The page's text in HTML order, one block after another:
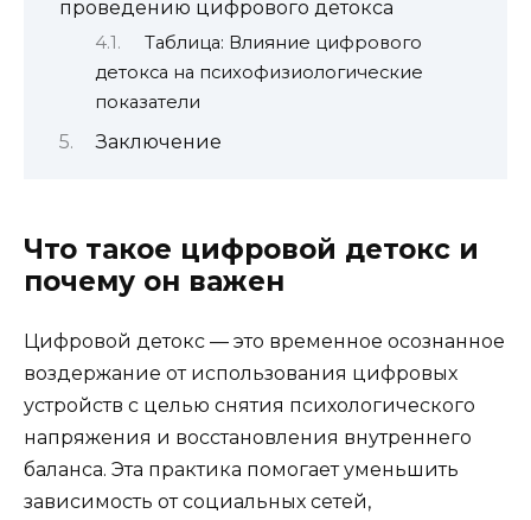
проведению цифрового детокса
Таблица: Влияние цифрового
детокса на психофизиологические
показатели
Заключение
Что такое цифровой детокс и
почему он важен
Цифровой детокс — это временное осознанное
воздержание от использования цифровых
устройств с целью снятия психологического
напряжения и восстановления внутреннего
баланса. Эта практика помогает уменьшить
зависимость от социальных сетей,